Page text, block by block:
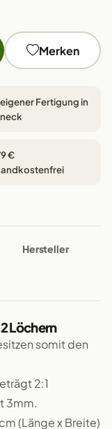
Merken
Fertigung in
€
Hersteller
Löchern
somit den
2:1
3mm.
(Länge x Breite)